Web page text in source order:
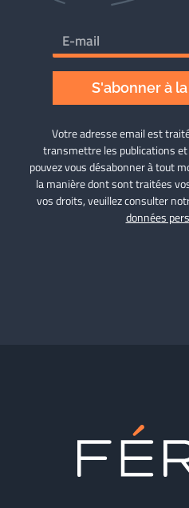
S'abonner à
Votre adresse email est
transmettre les publications et
pouvez vous désabonner à tout
la manière dont sont traitées
vos droits, veuillez consulter
données